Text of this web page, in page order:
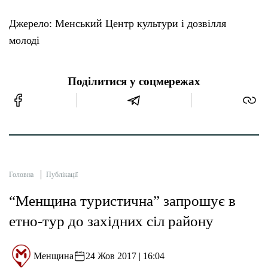
Джерело: Менський Центр культури і дозвілля
молоді
Поділитися у соцмережах
Головна Публікації
“Менщина туристична” запрошує в
етно-тур до західних сіл району
Менщина 24 Жов 2017 | 16:04